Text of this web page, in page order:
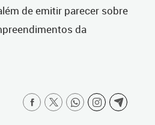
de emitir parecer sobre
da